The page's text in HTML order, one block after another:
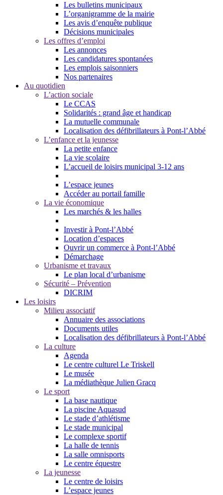
Les bulletins municipaux
L’organigramme de la mairie
Les avis d’enquête publique
Décisions municipales
Les offres d’emploi
Les annonces
Les candidatures spontanées
Les emplois saisonniers
Nos partenaires
Au quotidien
L’action sociale
Le CCAS
Solidarités : grand âge et handicap
La mutuelle communale
Localisation des défibrillateurs à Pont-l’Abbé
L’enfance et la jeunesse
La petite enfance
La vie scolaire
L’accueil de loisirs municipal 3-12 ans
L’espace jeunes
Accéder au portail famille
La vie économique
Les marchés & les halles
Investir à Pont-l’Abbé
Location d’espaces
Ouvrir un commerce à Pont-l’Abbé
Démarchage
Urbanisme et travaux
Le plan local d’urbanisme
Sécurité – Prévention
DICRIM
Les loisirs
Milieu associatif
Annuaire des associations
Documents utiles
Localisation des défibrillateurs à Pont-l’Abbé
La culture
Agenda
Le centre culturel Le Triskell
Le musée
La médiathèque Julien Gracq
Le sport
La base nautique
La piscine Aquasud
Le stade d’athlétisme
Le stade municipal
Le complexe sportif
La halle de tennis
La salle omnisports
Le centre équestre
La jeunesse
Le centre de loisirs
L’espace jeunes